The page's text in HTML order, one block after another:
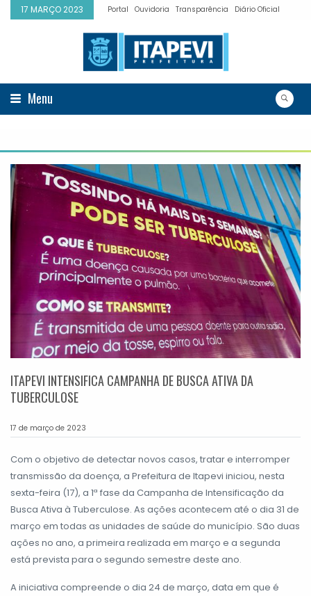
17 MARÇO 2023 Portal Ouvidoria Transparência Diário Oficial
Menu
ITAPEVI INTENSIFICA CAMPANHA DE BUSCA ATIVA DA
TUBERCULOSE
17 de março de 2023
Com o objetivo de detectar novos casos, tratar e interromper
transmissão da doença, a Prefeitura de Itapevi iniciou, nesta
sexta-feira (17), a 1ª fase da Campanha de Intensificação da
Busca Ativa à Tuberculose. As ações acontecem até o dia 31 de
março em todas as unidades de saúde do município. São duas
ações no ano, a primeira realizada em março e a segunda
está prevista para o segundo semestre deste ano.
A iniciativa compreende o dia 24 de março, data em que é